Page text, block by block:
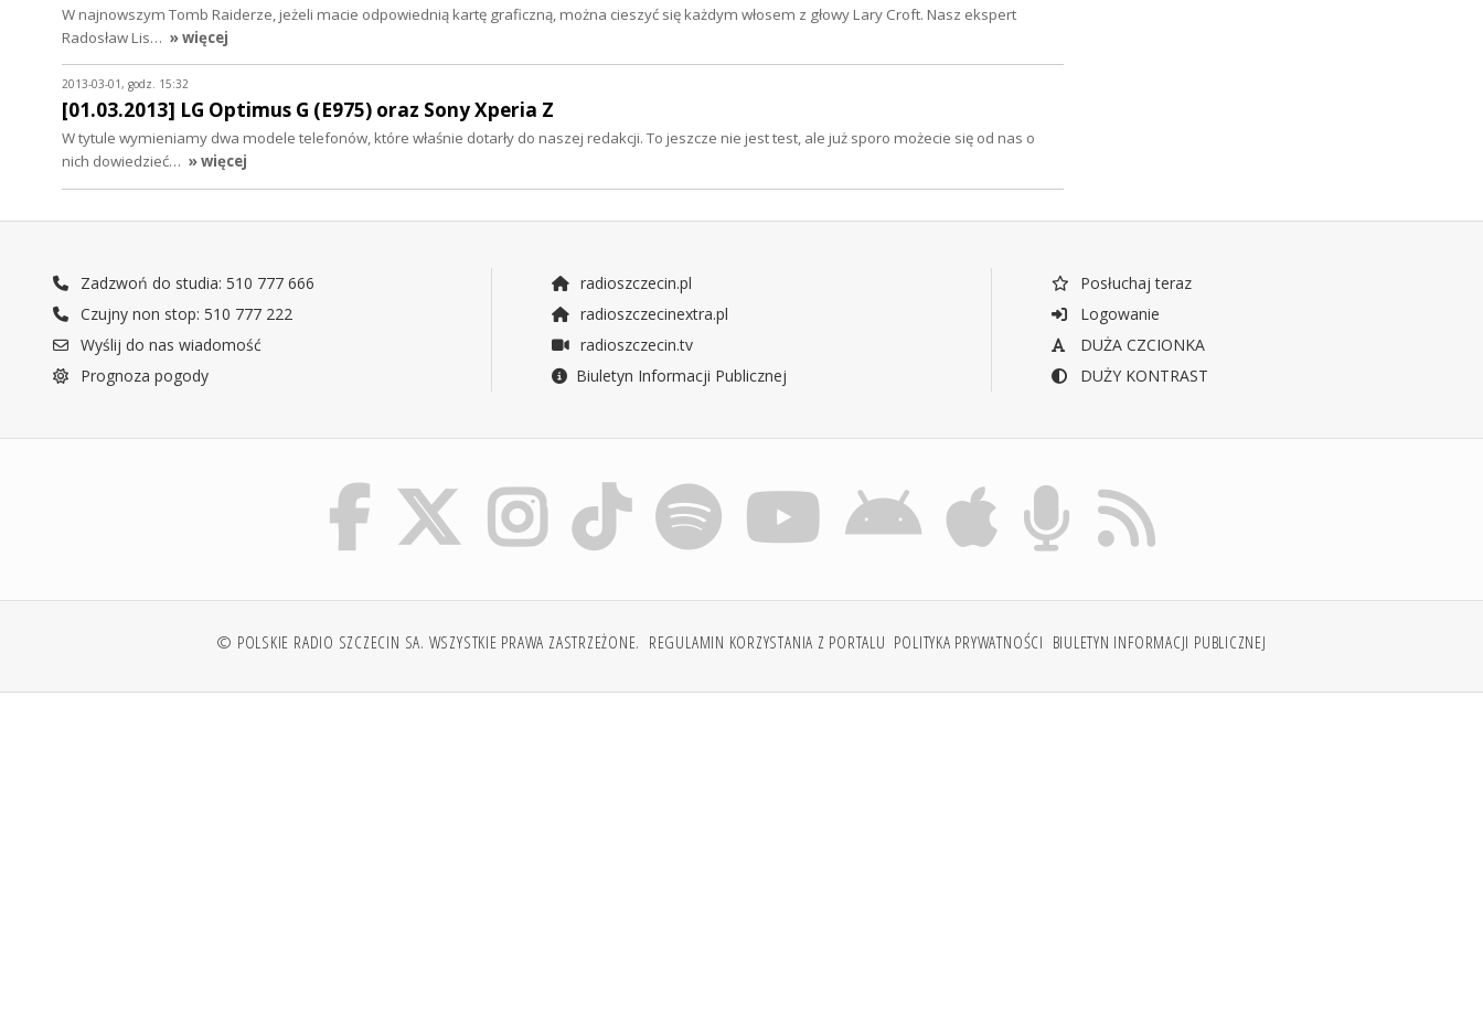
W najnowszym Tomb Raiderze, jeżeli macie odpowiednią kartę graficzną, można cieszyć się każdym włosem z głowy Lary Croft. Nasz ekspert
Radosław Lis… » więcej
2013-03-01, godz. 15:32
[01.03.2013] LG Optimus G (E975) oraz Sony Xperia Z
W tytule wymieniamy dwa modele telefonów, które właśnie dotarły do naszej redakcji. To jeszcze nie jest test, ale już sporo możecie się od nas o
nich dowiedzieć… » więcej
Zadzwoń do studia: 510 777 666
Czujny non stop: 510 777 222
Wyślij do nas wiadomość
Prognoza pogody
radioszczecin.pl
radioszczecinextra.pl
radioszczecin.tv
Biuletyn Informacji Publicznej
Posłuchaj teraz
Logowanie
DUŻA CZCIONKA
DUŻY KONTRAST
© POLSKIE RADIO SZCZECIN SA. WSZYSTKIE PRAWA ZASTRZEŻONE. REGULAMIN KORZYSTANIA Z PORTALU POLITYKA PRYWATNOŚCI BIULETYN INFORMACJI PUBLICZNEJ